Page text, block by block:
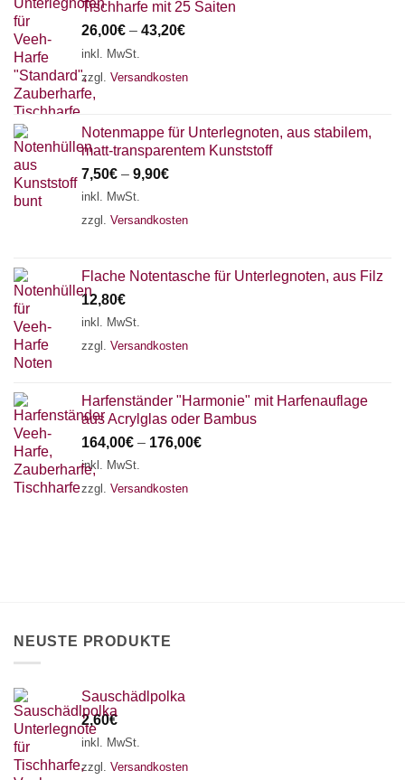
Tischharfe mit 25 Saiten
26,00€ – 43,20€
inkl. MwSt.
zzgl. Versandkosten
Notenmappe für Unterlegnoten, aus stabilem,
matt-transparentem Kunststoff
7,50€ – 9,90€
inkl. MwSt.
zzgl. Versandkosten
Flache Notentasche für Unterlegnoten, aus Filz
12,80€
inkl. MwSt.
zzgl. Versandkosten
Harfenständer "Harmonie" mit Harfenauflage
aus Acrylglas oder Bambus
164,00€ – 176,00€
inkl. MwSt.
zzgl. Versandkosten
NEUSTE PRODUKTE
Sauschädlpolka
2,60€
inkl. MwSt.
zzgl. Versandkosten